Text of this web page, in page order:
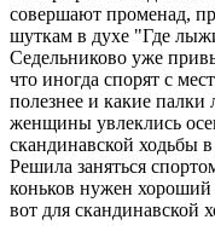
совершают променад,
шуткам в духе "Где
Седельниково уже
что иногда спорят с
полезнее и какие
женщины увлеклись
скандинавской ходьбы
Решила заняться
коньков нужен
вот для скандинавской